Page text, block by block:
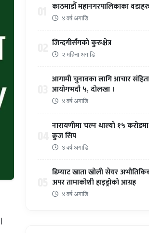
काठमाडौँ महानगरपालिकाका
४ वर्ष अगाडि
जिन्दगीसँगको कुरुक्षेत्र
२ महिना अगाडि
आगामी चुनावका लागि आचार
आयोगभदौ ५, दोलखा ।
४ वर्ष अगाडि
नारायणीमा चल्न थाल्यो १५
क्रुज सिप
४ वर्ष अगाडि
डिम्याट खाता खोली सेयर
अपर तामाकोशी हाइड्रोको आग्रह
४ वर्ष अगाडि